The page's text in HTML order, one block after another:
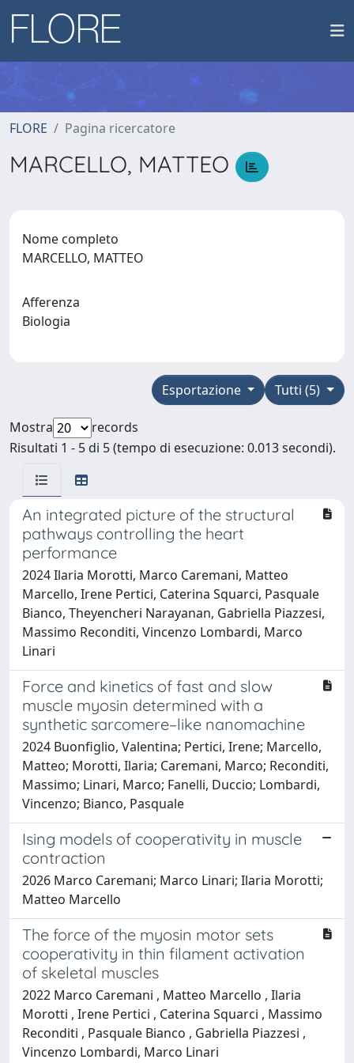
FLORE Pagina ricercatore
MARCELLO, MATTEO
Nome completo
MARCELLO, MATTEO
Afferenza
Biologia
Tutti (5)
Esportazione
Mostra
records
Risultati 1 - 5 di 5 (tempo di esecuzione: 0.013 secondi).
An integrated picture of the structural
pathways controlling the heart
performance
2024 Ilaria Morotti, Marco Caremani, Matteo
Marcello, Irene Pertici, Caterina Squarci, Pasquale
Bianco, Theyencheri Narayanan, Gabriella Piazzesi,
Massimo Reconditi, Vincenzo Lombardi, Marco
Linari
Force and kinetics of fast and slow
muscle myosin determined with a
synthetic sarcomere–like nanomachine
2024 Buonfiglio, Valentina; Pertici, Irene; Marcello,
Matteo; Morotti, Ilaria; Caremani, Marco; Reconditi,
Massimo; Linari, Marco; Fanelli, Duccio; Lombardi,
Vincenzo; Bianco, Pasquale
Ising models of cooperativity in muscle
contraction
2026 Marco Caremani; Marco Linari; Ilaria Morotti;
Matteo Marcello
The force of the myosin motor sets
cooperativity in thin filament activation
of skeletal muscles
2022 Marco Caremani , Matteo Marcello , Ilaria
Morotti , Irene Pertici , Caterina Squarci , Massimo
Reconditi , Pasquale Bianco , Gabriella Piazzesi ,
Vincenzo Lombardi, Marco Linari